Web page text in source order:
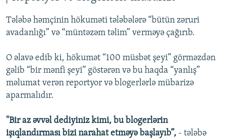
Tələbə həmçinin hökuməti tələbələrə “bütün zəruri
avadanlığı” və “müntəzəm təlim” verməyə çağırıb.
O əlavə edib ki, hökumət “100 müsbət şeyi” görməzdən
gəlib “bir mənfi şeyi” göstərən və bu haqda “yanlış”
məlumat verən reportyor və blogerlərlə mübarizə
aparmalıdır.
"Bir az əvvəl dediyiniz kimi, bu blogerlərin
işıqlandırması bizi narahat etməyə başlayıb”, - tələbə